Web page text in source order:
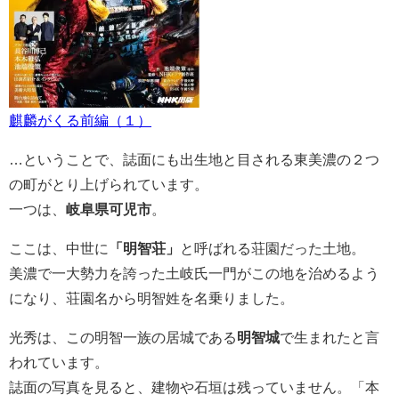
麒麟がくる前編（１）
…ということで、誌面にも出生地と目される東美濃の２つ
の町がとり上げられています。
一つは、 岐阜県可児市
ここは、中世に 「明智荘」
と呼ばれる荘園だった土地。
美濃で一大勢力を誇った土岐氏一門がこの地を治めるよう
になり、荘園名から明智姓を名乗りました。
光秀は、この明智一族の居城である 明智城で生まれたと言
われています。
誌面の写真を見ると、建物や石垣は残っていません。「本